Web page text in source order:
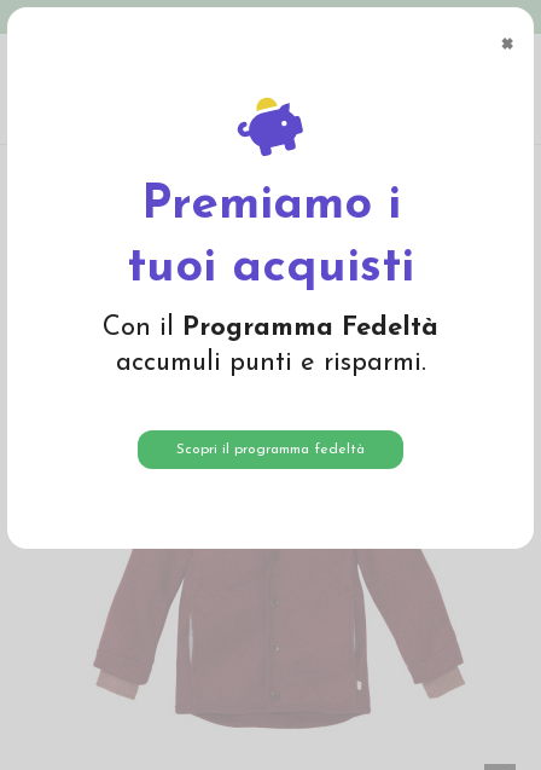
×
Premiamo i
tuoi acquisti
Con il Programma Fedeltà
accumuli punti e risparmi.
Scopri il programma fedeltà